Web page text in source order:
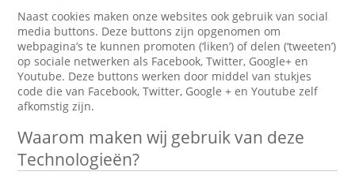
Naast cookies maken onze websites ook gebruik van social
media buttons. Deze buttons zijn opgenomen om
webpagina’s te kunnen promoten (‘liken’) of delen (‘tweeten’)
op sociale netwerken als Facebook, Twitter, Google+ en
Youtube. Deze buttons werken door middel van stukjes
code die van Facebook, Twitter, Google + en Youtube zelf
afkomstig zijn.
Waarom maken wij gebruik van deze
Technologieën?